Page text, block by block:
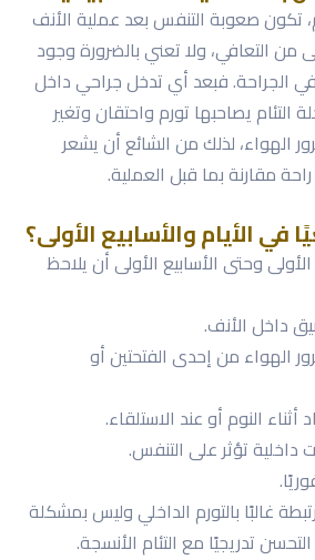
تكون صعوبة التنفس بعد عملية الأنف
من التعافي، ولا تعني بالضرورة وجود
الجراحة. فبعد أي تدخل جراحي داخل
التئام يصاحبها تورم واحتقان وتغير
لذلك من الشائع أن يشعر
مقارنة بما قبل العملية.
في الأيام والأسابيع الأولى؟
وحتى الأسابيع الأولى أن يلاحظ
داخل الأنف.
الهواء من إحدى الفتحتين أو
أثناء النوم أو عند الاستلقاء.
داخلية تؤثر على التنفس.
غالبًا بالتورم الداخلي وليس بمشكلة
تدريجيًا مع التئام الأنسجة.